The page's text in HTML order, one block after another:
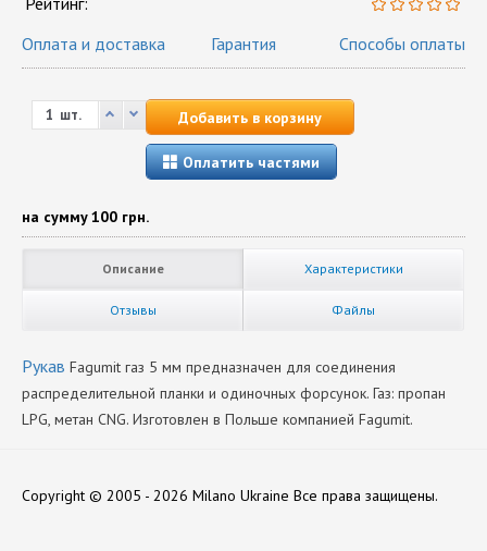
Оплата и доставка
Гарантия Способы оплаты
шт. Добавить в корзину
Оплатить частями
на сумму100 грн.
Описание Характеристики
Отзывы Файлы
Рукав Fagumit газ 5 мм предназначен для соединения
распределительной планки и одиночных форсунок. Газ: пропан
LPG, метан CNG. Изготовлен в Польше компанией Fagumit.
Производитель
Copyright © 2005 - 2026 Milano Ukraine Все права защищены.